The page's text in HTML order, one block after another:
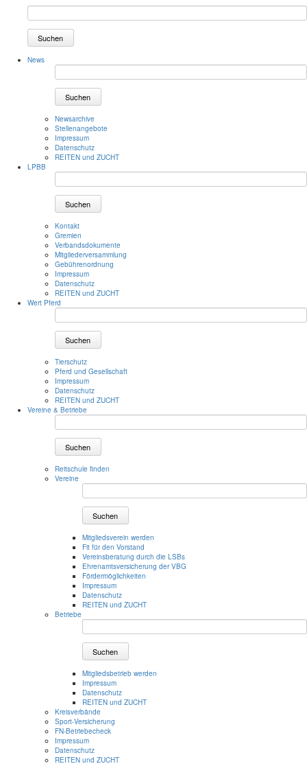
Suchen
News
Suchen
Newsarchive
Stellenangebote
Impressum
Datenschutz
REITEN und ZUCHT
LPBB
Suchen
Kontakt
Gremien
Verbandsdokumente
Mitgliederversammlung
Gebührenordnung
Impressum
Datenschutz
REITEN und ZUCHT
Wert Pferd
Suchen
Tierschutz
Pferd und Gesellschaft
Impressum
Datenschutz
REITEN und ZUCHT
Vereine & Betriebe
Suchen
Reitschule finden
Vereine
Suchen
Mitgliedsverein werden
Fit für den Vorstand
Vereinsberatung durch die LSBs
Ehrenamtsversicherung der VBG
Fördermöglichkeiten
Impressum
Datenschutz
REITEN und ZUCHT
Betriebe
Suchen
Mitgliedsbetrieb werden
Impressum
Datenschutz
REITEN und ZUCHT
Kreisverbände
Sport-Versicherung
FN-Betriebecheck
Impressum
Datenschutz
REITEN und ZUCHT